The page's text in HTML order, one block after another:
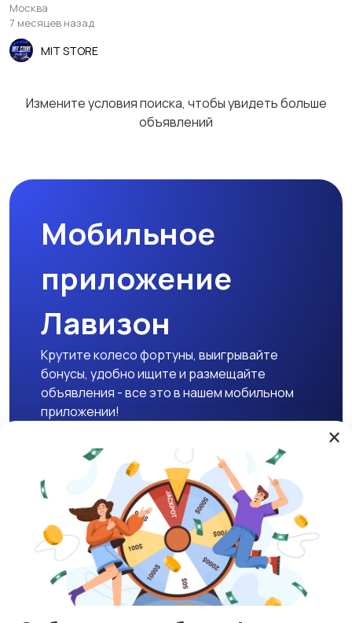
Москва
7 месяцев назад
MIT STORE
Измените условия поиска, чтобы увидеть больше
объявлений
Мобильное
приложение
Лавизон
Крутите колесо фортуны, выигрывайте
бонусы, удобно ищите и размещайте
объявления - все это в нашем мобильном
приложении!
Скачать APK
Магазины Блог
О нас
Служба поддержки
☕ Поддержать проект
×